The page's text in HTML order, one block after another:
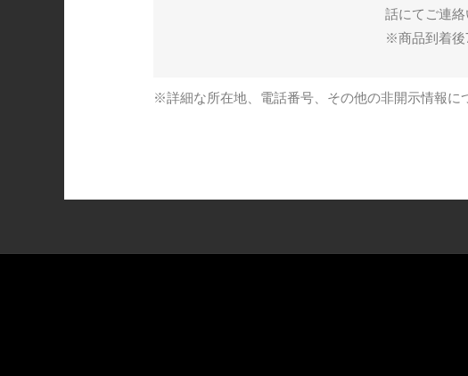
話にてご連絡
※商品到着後
※詳細な所在地、電話番号、その他の非開示情報に